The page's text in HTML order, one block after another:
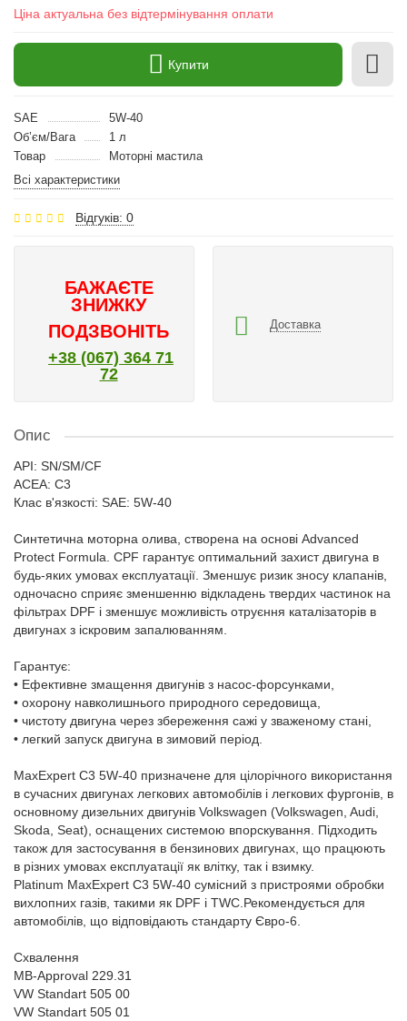
Ціна актуальна без відтермінування оплати
Купити
SAE
5W-40
Об’єм/Вага
1 л
Товар
Моторні мастила
Всі характеристики
Відгуків: 0
БАЖАЄТЕ
ЗНИЖКУ
ПОДЗВОНІТЬ
+38 (067) 364 71
72
Доставка
Опис
API: SN/SM/CF
ACEA: C3
Клас в'язкості: SAE: 5W-40
Синтетична моторна олива, створена на основі Advanced
Protect Formula. CPF гарантує оптимальний захист двигуна в
будь-яких умовах експлуатації. Зменшує ризик зносу клапанів,
одночасно сприяє зменшенню відкладень твердих частинок на
фільтрах DPF і зменшує можливість отруєння каталізаторів в
двигунах з іскровим запалюванням.
Гарантує:
• Ефективне змащення двигунів з насос-форсунками,
• охорону навколишнього природного середовища,
• чистоту двигуна через збереження сажі у зваженому стані,
• легкий запуск двигуна в зимовий період.
MaxExpert C3 5W-40 призначене для цілорічного використання
в сучасних двигунах легкових автомобілів і легкових фургонів, в
основному дизельних двигунів Volkswagen (Volkswagen, Audi,
Skoda, Seat), оснащених системою впорскування. Підходить
також для застосування в бензинових двигунах, що працюють
в різних умовах експлуатації як влітку, так і взимку.
Platinum MaxExpert C3 5W-40 сумісний з пристроями обробки
вихлопних газів, такими як DPF і TWC.Рекомендується для
автомобілів, що відповідають стандарту Євро-6.
Схвалення
MB-Approval 229.31
VW Standart 505 00
VW Standart 505 01